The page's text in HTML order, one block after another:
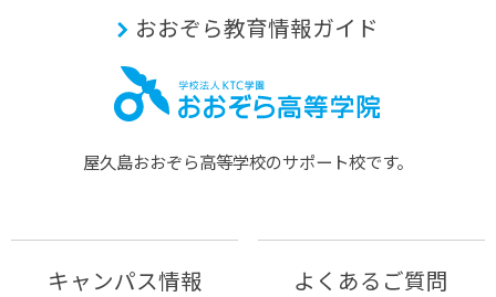
おおぞら教育情報ガイド
屋久島おおぞら⾼等学校のサポート校です。
キャンパス情報 よくあるご質問